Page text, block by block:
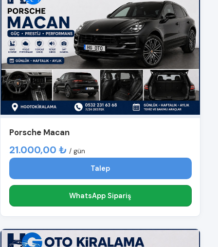
Porsche Macan
21.000,00 ₺ / gün
Talep
WhatsApp Sipariş